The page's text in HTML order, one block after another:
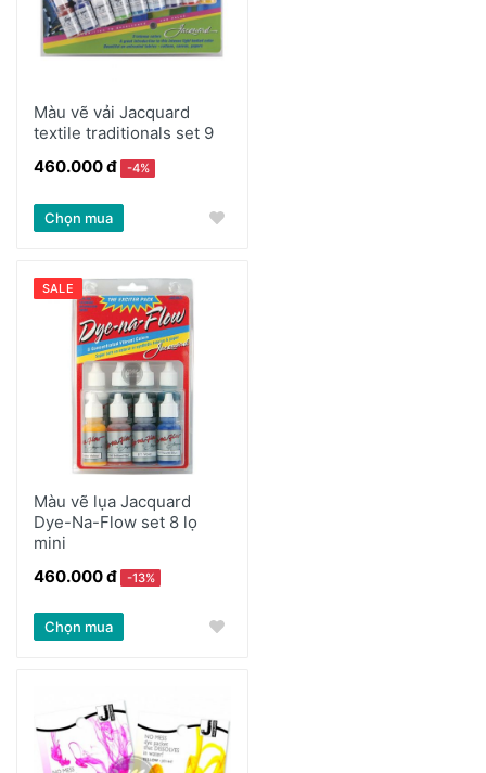
Màu vẽ vải Jacquard
textile traditionals set 9
460.000 đ
-4%
Chọn mua
SALE
Màu vẽ lụa Jacquard
Dye-Na-Flow set 8 lọ
mini
460.000 đ
-13%
Chọn mua